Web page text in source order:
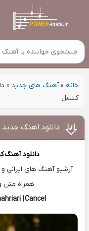
خانه»آهنگ های جدید »
کنسل
دانلود اهنگ
دانلود آهنگ
آرشیو آهنگ های ایرانی
همراه متن
Download Music
|Cancel